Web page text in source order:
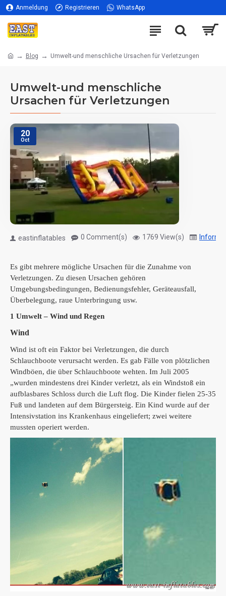
Anmeldung Registrieren WhatsApp
Blog Umwelt-und menschliche Ursachen für Verletzungen
Umwelt-und menschliche
Ursachen für Verletzungen
20
Oct
eastinflatables 0 Comment(s) 1769 View(s)
Es gibt mehrere mögliche Ursachen für die Zunahme von
Verletzungen. Zu diesen Ursachen gehören
Umgebungsbedingungen, Bedienungsfehler, Geräteausfall,
Überbelegung, raue Unterbringung usw.
1 Umwelt – Wind und Regen
Wind
Wind ist oft ein Faktor bei Verletzungen, die durch
Schlauchboote verursacht werden. Es gab Fälle von plötzlichen
Windböen, die über Schlauchboote wehten. Im Juli 2005
„wurden mindestens drei Kinder verletzt, als ein Windstoß ein
aufblasbares Schloss durch die Luft flog. Die Kinder fielen 25-35
Fuß und landeten auf dem Bürgersteig. Ein Kind wurde auf der
Intensivstation ins Krankenhaus eingeliefert; zwei weitere
mussten operiert werden.